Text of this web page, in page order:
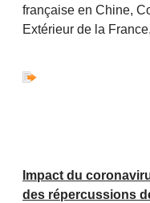
française en Chine,
Extérieur de la
Impact du
des répercussions